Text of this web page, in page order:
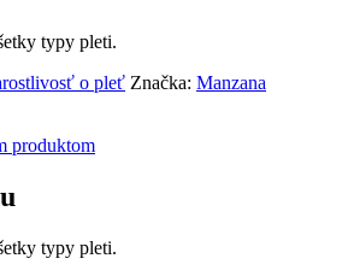
typy pleti.
o pleť Značka: Manzana
produktom
typy pleti.